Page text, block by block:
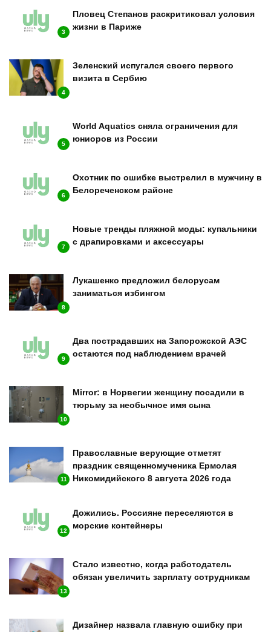
3
Пловец Степанов раскритиковал условия
жизни в Париже
4
Зеленский испугался своего первого
визита в Сербию
5
World Aquatics сняла ограничения для
юниоров из России
6
Охотник по ошибке выстрелил в мужчину в
Белореченском районе
7
Новые тренды пляжной моды: купальники
с драпировками и аксессуары
8
Лукашенко предложил белорусам
заниматься избингом
9
Два пострадавших на Запорожской АЭС
остаются под наблюдением врачей
10
Mirror: в Норвегии женщину посадили в
тюрьму за необычное имя сына
11
Православные верующие отметят
праздник священномученика Ермолая
Никомидийского 8 августа 2026 года
12
Дожились. Россияне переселяются в
морские контейнеры
13
Стало известно, когда работодатель
обязан увеличить зарплату сотрудникам
Дизайнер назвала главную ошибку при